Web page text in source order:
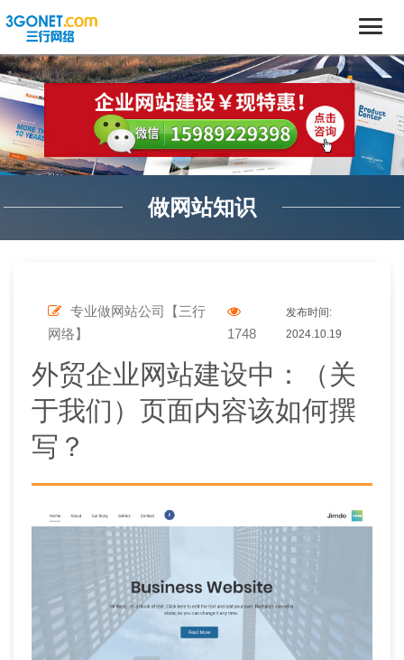
做网站知识
专业做网站公司【三行
网络】
1748
发布时间:
2024.10.19
外贸企业网站建设中：（关
于我们）页面内容该如何撰
写？